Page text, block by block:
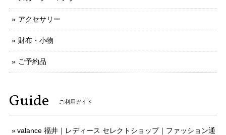
アクセサリー
財布・小物
ご予約品
Guide ご利用ガイド
valance 福井｜レディース セレクトショップ｜ファッション通